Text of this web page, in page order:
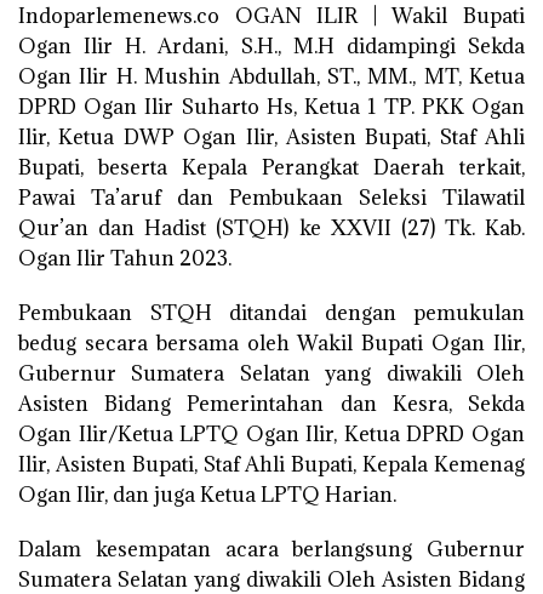
Indoparlemenews.co OGAN ILIR | Wakil Bupati
Ogan Ilir H. Ardani, S.H., M.H didampingi Sekda
Ogan Ilir H. Mushin Abdullah, ST., MM., MT, Ketua
DPRD Ogan Ilir Suharto Hs, Ketua 1 TP. PKK Ogan
Ilir, Ketua DWP Ogan Ilir, Asisten Bupati, Staf Ahli
Bupati, beserta Kepala Perangkat Daerah terkait,
Pawai Ta’aruf dan Pembukaan Seleksi Tilawatil
Qur’an dan Hadist (STQH) ke XXVII (27) Tk. Kab.
Ogan Ilir Tahun 2023.
Pembukaan STQH ditandai dengan pemukulan
bedug secara bersama oleh Wakil Bupati Ogan Ilir,
Gubernur Sumatera Selatan yang diwakili Oleh
Asisten Bidang Pemerintahan dan Kesra, Sekda
Ogan Ilir/Ketua LPTQ Ogan Ilir, Ketua DPRD Ogan
Ilir, Asisten Bupati, Staf Ahli Bupati, Kepala Kemenag
Ogan Ilir, dan juga Ketua LPTQ Harian.
Dalam kesempatan acara berlangsung Gubernur
Sumatera Selatan yang diwakili Oleh Asisten Bidang